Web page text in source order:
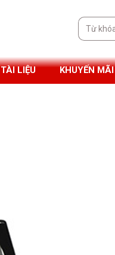
Tìm
kiếm:
TÀI LIỆU KHUYẾN MÃI